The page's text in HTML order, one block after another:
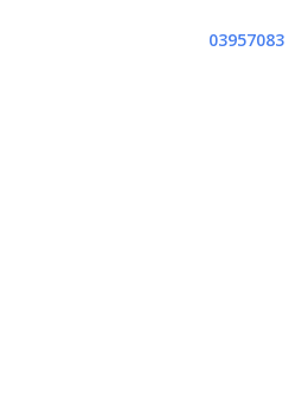
03957083